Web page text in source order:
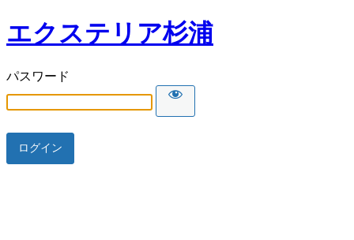
エクステリア杉浦
パスワード